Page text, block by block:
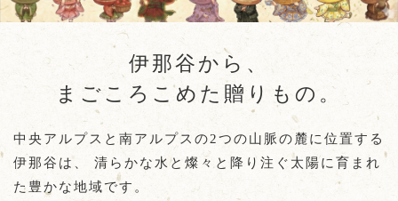
伊那谷から、
まごころこめた贈りもの。
中央アルプスと南アルプスの2つの山脈の麓に位置する
伊那谷は、
清らかな水と燦々と降り注ぐ太陽に育まれ
た豊かな地域です。